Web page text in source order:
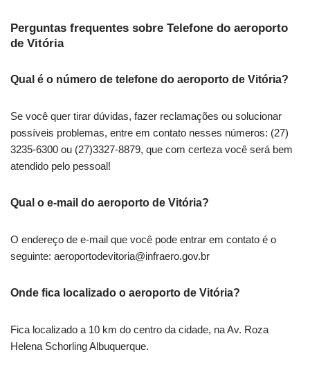
Perguntas frequentes sobre Telefone do aeroporto
de Vitória
Qual é o número de telefone do aeroporto de Vitória?
Se você quer tirar dúvidas, fazer reclamações ou solucionar
possíveis problemas, entre em contato nesses números: (27)
3235-6300 ou (27)3327-8879, que com certeza você será bem
atendido pelo pessoal!
Qual o e-mail do aeroporto de Vitória?
O endereço de e-mail que você pode entrar em contato é o
seguinte: aeroportodevitoria@infraero.gov.br
Onde fica localizado o aeroporto de Vitória?
Fica localizado a 10 km do centro da cidade, na Av. Roza
Helena Schorling Albuquerque.